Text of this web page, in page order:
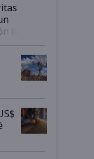
llegó
se